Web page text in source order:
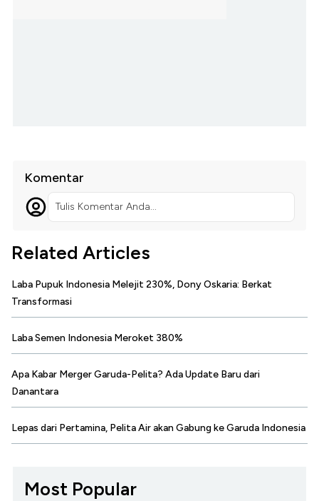
Komentar
Tulis Komentar Anda...
Related Articles
Laba Pupuk Indonesia Melejit 230%, Dony Oskaria: Berkat
Transformasi
Laba Semen Indonesia Meroket 380%
Apa Kabar Merger Garuda-Pelita? Ada Update Baru dari
Danantara
Lepas dari Pertamina, Pelita Air akan Gabung ke Garuda Indonesia
Most Popular